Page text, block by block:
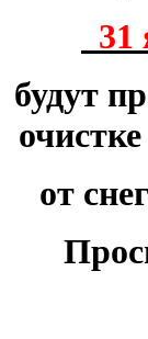
31
будут
от